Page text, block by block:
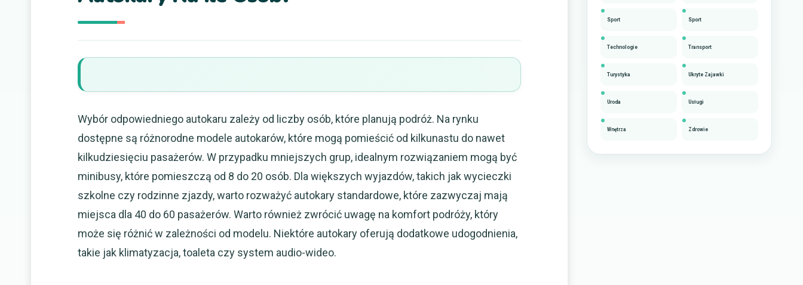
Wybór odpowiedniego autokaru zależy od liczby osób, które planują podróż. Na rynku
dostępne są różnorodne modele autokarów, które mogą pomieścić od kilkunastu do nawet
kilkudziesięciu pasażerów. W przypadku mniejszych grup, idealnym rozwiązaniem mogą być
minibusy, które pomieszczą od 8 do 20 osób. Dla większych wyjazdów, takich jak wycieczki
szkolne czy rodzinne zjazdy, warto rozważyć autokary standardowe, które zazwyczaj mają
miejsca dla 40 do 60 pasażerów. Warto również zwrócić uwagę na komfort podróży, który
może się różnić w zależności od modelu. Niektóre autokary oferują dodatkowe udogodnienia,
takie jak klimatyzacja, toaleta czy system audio-wideo.
Sport Sport
Technologie Transport
Turystyka Ukryte Zajawki
Uroda Usługi
Wnętrza Zdrowie